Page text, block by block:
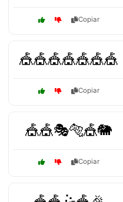
Copiar
🎪🎪🎪🎪🎪🎪🎪
Copiar
🎪🎪🎭🐅🎪🐘
Copiar